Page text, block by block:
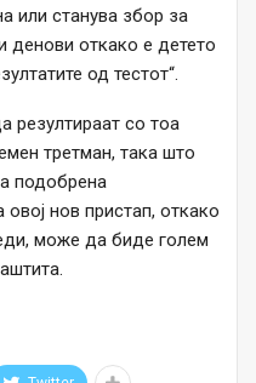
или станува збор за
денови откако е детето
од тестот“.
резултираат со тоа
третман, така што
подобрена
нов пристап, откако
може да биде голем